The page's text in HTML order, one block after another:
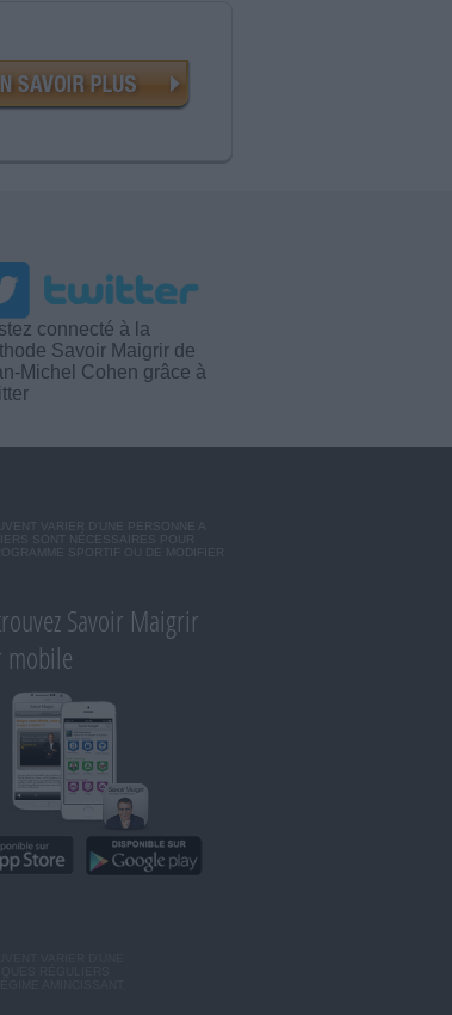
connecté à la
Savoir Maigrir de
Michel Cohen grâce à
VARIER D'UNE PERSONNE A
SONT NÉCESSAIRES POUR
SPORTIF OU DE MODIFIER
Savoir Maigrir
mobile